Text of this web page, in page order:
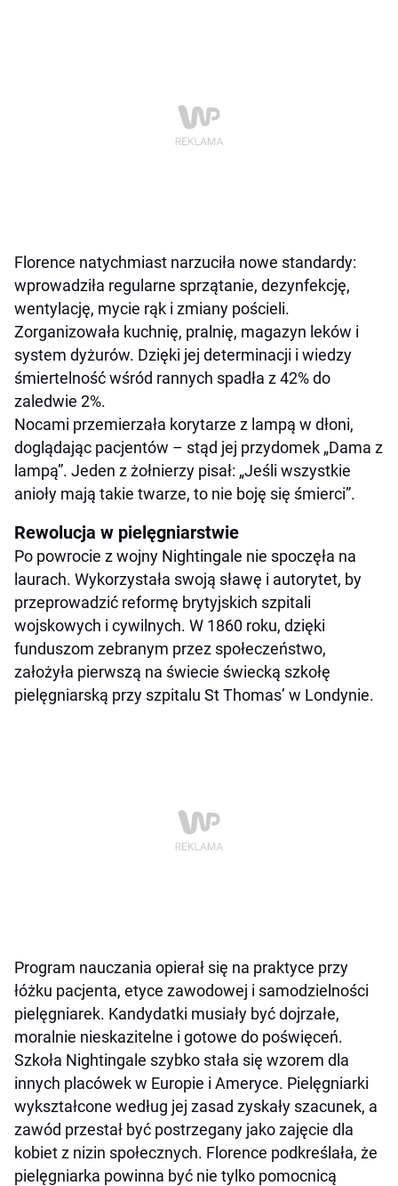
Florence natychmiast narzuciła nowe standardy:
wprowadziła regularne sprzątanie, dezynfekcję,
wentylację, mycie rąk i zmiany pościeli.
Zorganizowała kuchnię, pralnię, magazyn leków i
system dyżurów. Dzięki jej determinacji i wiedzy
śmiertelność wśród rannych spadła z 42% do
zaledwie 2%.
Nocami przemierzała korytarze z lampą w dłoni,
doglądając pacjentów – stąd jej przydomek „Dama z
lampą”. Jeden z żołnierzy pisał: „Jeśli wszystkie
anioły mają takie twarze, to nie boję się śmierci”.
Rewolucja w pielęgniarstwie
Po powrocie z wojny Nightingale nie spoczęła na
laurach. Wykorzystała swoją sławę i autorytet, by
przeprowadzić reformę brytyjskich szpitali
wojskowych i cywilnych. W 1860 roku, dzięki
funduszom zebranym przez społeczeństwo,
założyła pierwszą na świecie świecką szkołę
pielęgniarską przy szpitalu St Thomas’ w Londynie.
Program nauczania opierał się na praktyce przy
łóżku pacjenta, etyce zawodowej i samodzielności
pielęgniarek. Kandydatki musiały być dojrzałe,
moralnie nieskazitelne i gotowe do poświęceń.
Szkoła Nightingale szybko stała się wzorem dla
innych placówek w Europie i Ameryce. Pielęgniarki
wykształcone według jej zasad zyskały szacunek, a
zawód przestał być postrzegany jako zajęcie dla
kobiet z nizin społecznych. Florence podkreślała, że
pielęgniarka powinna być nie tylko pomocnicą